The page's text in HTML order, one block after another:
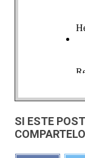
SI ESTE